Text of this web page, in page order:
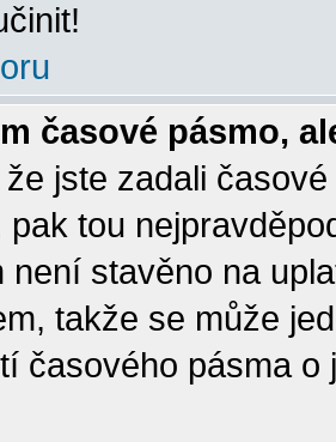
časové pásmo,
jste zadali
pak tou
není stavěno na
takže se může
časového pásma